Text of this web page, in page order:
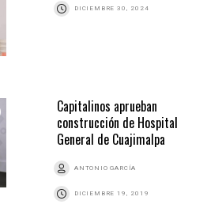
DICIEMBRE 30, 2024
Capitalinos aprueban
construcción de Hospital
General de Cuajimalpa
ANTONIO GARCÍA
DICIEMBRE 19, 2019